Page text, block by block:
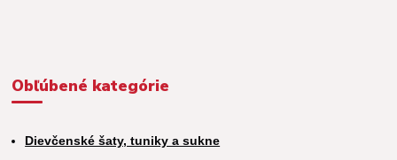
Obľúbené kategórie
Dievčenské šaty, tuniky a sukne